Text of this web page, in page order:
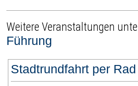
Weitere Veranstaltungen
Führung
Stadtrundfahrt per Rad